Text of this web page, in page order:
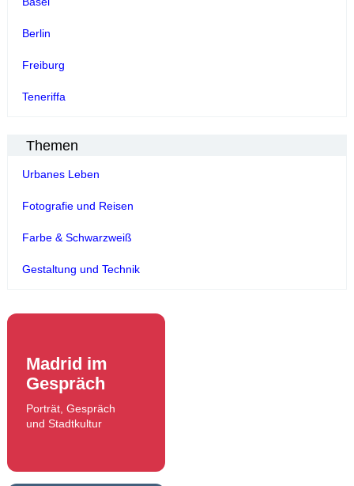
Berlin
Freiburg
Teneriffa
Themen
Urbanes Leben
Fotografie und Reisen
Farbe & Schwarzweiß
Gestaltung und Technik
Madrid im
Gespräch
Porträt, Gespräch
und Stadtkultur